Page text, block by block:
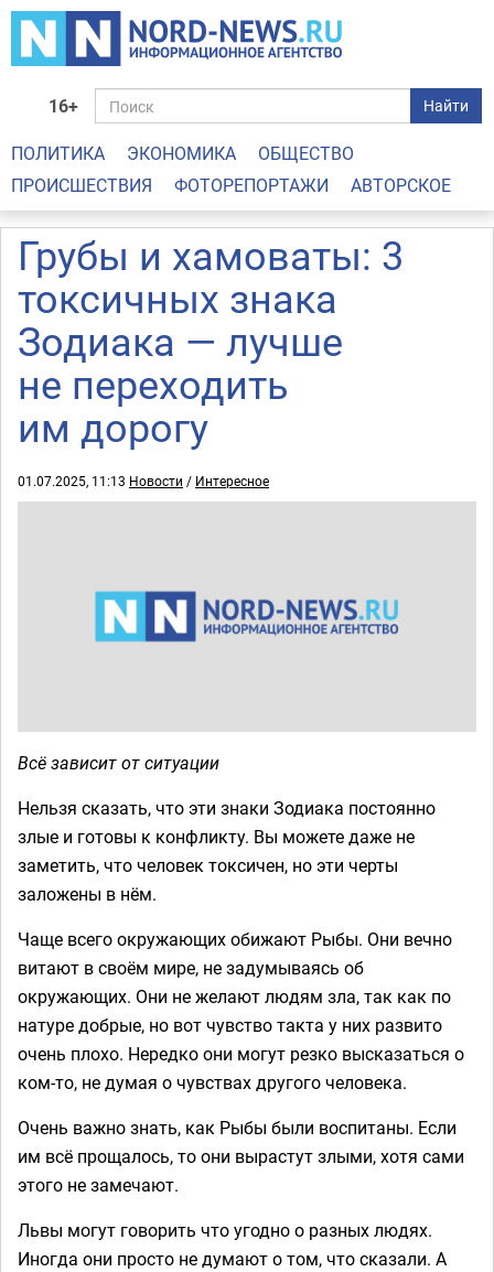
16+ Найти
ПОЛИТИКА ЭКОНОМИКА
ОБЩЕСТВО
ПРОИСШЕСТВИЯ
ФОТОРЕПОРТАЖИ АВТОРСКОЕ
Грубы и хамоваты: 3
токсичных знака
Зодиака — лучше
не переходить
им дорогу
01.07.2025, 11:13 Новости / Интересное
Всё зависит от ситуации
Нельзя сказать, что эти знаки Зодиака постоянно
злые и готовы к конфликту. Вы можете даже не
заметить, что человек токсичен, но эти черты
заложены в нём.
Чаще всего окружающих обижают Рыбы. Они вечно
витают в своём мире, не задумываясь об
окружающих. Они не желают людям зла, так как по
натуре добрые, но вот чувство такта у них развито
очень плохо. Нередко они могут резко высказаться о
ком-то, не думая о чувствах другого человека.
Очень важно знать, как Рыбы были воспитаны. Если
им всё прощалось, то они вырастут злыми, хотя сами
этого не замечают.
Львы могут говорить что угодно о разных людях.
Иногда они просто не думают о том, что сказали. А